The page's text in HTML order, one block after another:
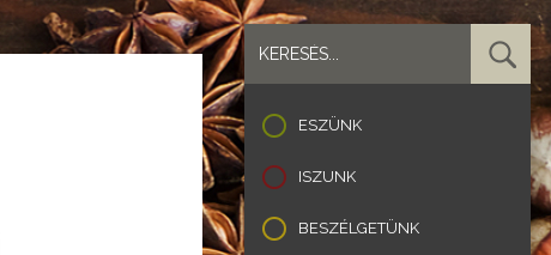
ESZÜNK
ISZUNK
BESZÉLGETÜNK